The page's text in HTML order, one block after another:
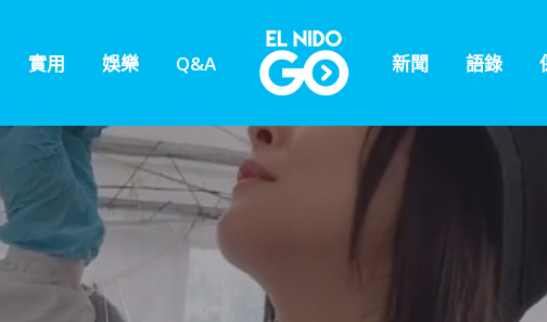
實用 娛樂 Q&A 新聞 語錄